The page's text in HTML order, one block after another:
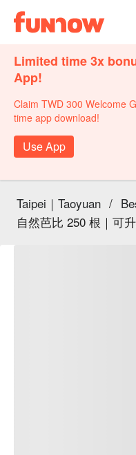
Limited time 3x
App!
Claim TWD 300 Welcome
time app download!
Use App
Taipei｜Taoyuan /
自然芭比 250 根｜可